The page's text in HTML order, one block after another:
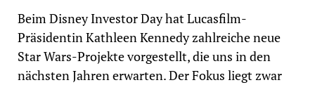
Beim Disney Investor Day hat Lucasfilm-
Präsidentin Kathleen Kennedy zahlreiche neue
Star Wars-Projekte vorgestellt, die uns in den
nächsten Jahren erwarten. Der Fokus liegt zwar